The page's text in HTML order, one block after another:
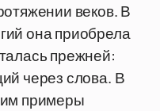
веков. В
она приобрела
прежней:
через слова. В
примеры